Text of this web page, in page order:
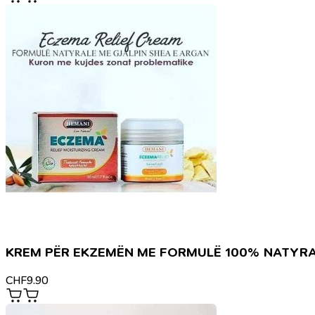
KREM PËR EKZEMËN ME FORMULË 100%
CHF9.90